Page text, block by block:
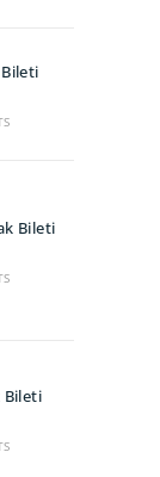
Bileti
Bileti